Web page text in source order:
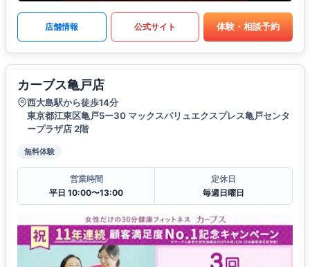
店舗情報 公式サイト 体験・相談予約
カーブス亀戸店
西大島駅から徒歩14分
東京都江東区亀戸5ー30 マックスバリュエクスプレス亀戸センタ
ープラザ店 2階
無料体験
営業時間
平日 10:00〜13:00
定休日
毎週日曜日